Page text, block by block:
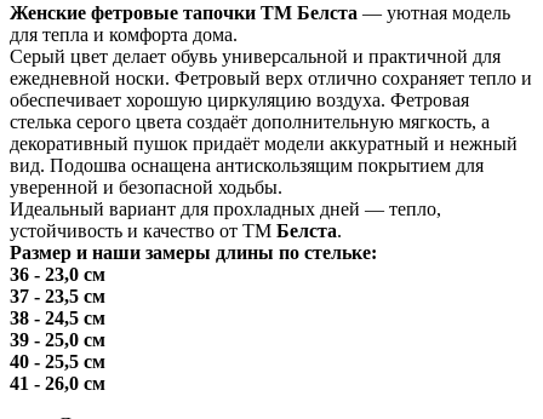
Женские фетровые тапочки ТМ Белста — уютная модель
для тепла и комфорта дома.
Серый цвет делает обувь универсальной и практичной для
ежедневной носки. Фетровый верх отлично сохраняет тепло и
обеспечивает хорошую циркуляцию воздуха. Фетровая
стелька серого цвета создаёт дополнительную мягкость, а
декоративный пушок придаёт модели аккуратный и нежный
вид. Подошва оснащена антискользящим покрытием для
уверенной и безопасной ходьбы.
Идеальный вариант для прохладных дней — тепло,
устойчивость и качество от ТМ Белста.
Размер и наши замеры длины по стельке:
36 - 23,0 см
37 - 23,5 см
38 - 24,5 см
39 - 25,0 см
40 - 25,5 см
41 - 26,0 см